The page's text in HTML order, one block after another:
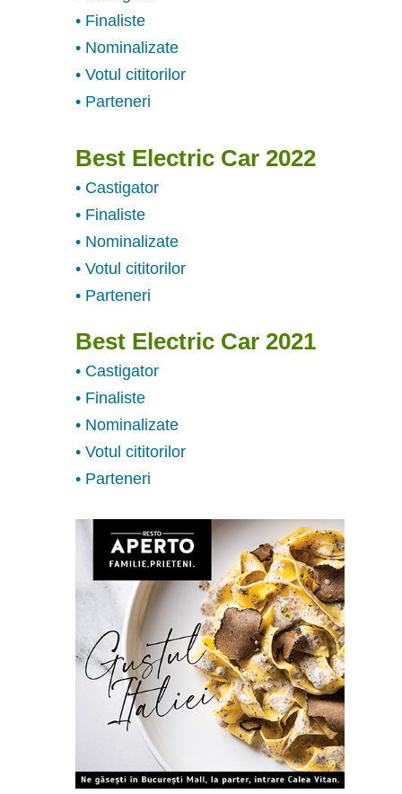
• Finaliste
• Nominalizate
• Votul cititorilor
• Parteneri
Best Electric Car 2022
• Castigator
• Finaliste
• Nominalizate
• Votul cititorilor
• Parteneri
Best Electric Car 2021
• Castigator
• Finaliste
• Nominalizate
• Votul cititorilor
• Parteneri